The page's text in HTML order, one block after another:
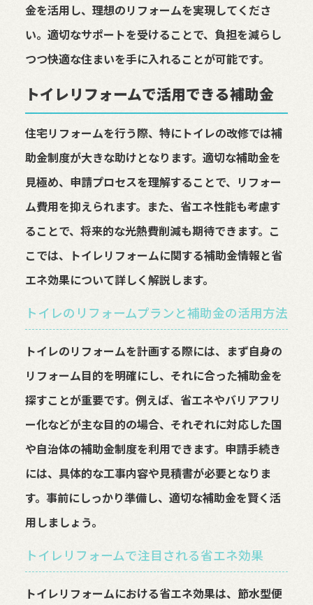
金を活用し、理想のリフォームを実現してくださ
い。適切なサポートを受けることで、負担を減らし
つつ快適な住まいを手に入れることが可能です。
トイレリフォームで活用できる補助金
住宅リフォームを行う際、特にトイレの改修では補
助金制度が大きな助けとなります。適切な補助金を
見極め、申請プロセスを理解することで、リフォー
ム費用を抑えられます。また、省エネ性能も考慮す
ることで、将来的な光熱費削減も期待できます。こ
こでは、トイレリフォームに関する補助金情報と省
エネ効果について詳しく解説します。
トイレのリフォームプランと補助金の活用方法
トイレのリフォームを計画する際には、まず自身の
リフォーム目的を明確にし、それに合った補助金を
探すことが重要です。例えば、省エネやバリアフリ
ー化などが主な目的の場合、それぞれに対応した国
や自治体の補助金制度を利用できます。申請手続き
には、具体的な工事内容や見積書が必要となりま
す。事前にしっかり準備し、適切な補助金を賢く活
用しましょう。
トイレリフォームで注目される省エネ効果
トイレリフォームにおける省エネ効果は、節水型便